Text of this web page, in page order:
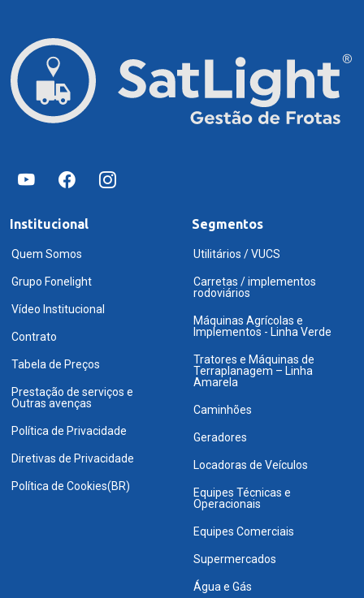
Institucional
Quem Somos
Grupo Fonelight
Vídeo Institucional
Contrato
Tabela de Preços
Prestação de serviços e
Outras avenças
Política de Privacidade
Diretivas de Privacidade
Política de Cookies(BR)
Segmentos
Utilitários / VUCS
Carretas / implementos
rodoviários
Máquinas Agrícolas e
Implementos - Linha Verde
Tratores e Máquinas de
Terraplanagem – Linha
Amarela
Caminhões
Geradores
Locadoras de Veículos
Equipes Técnicas e
Operacionais
Equipes Comerciais
Supermercados
Água e Gás